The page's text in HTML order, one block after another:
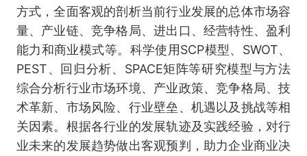
方式，全面客观的剖析当前行业发展的总体市场容
量、产业链、竞争格局、进出口、经营特性、盈利
能力和商业模式等。科学使用SCP模型、SWOT、
PEST、回归分析、SPACE矩阵等研究模型与方法
综合分析行业市场环境、产业政策、竞争格局、技
术革新、市场风险、行业壁垒、机遇以及挑战等相
关因素。根据各行业的发展轨迹及实践经验，对行
业未来的发展趋势做出客观预判，助力企业商业决